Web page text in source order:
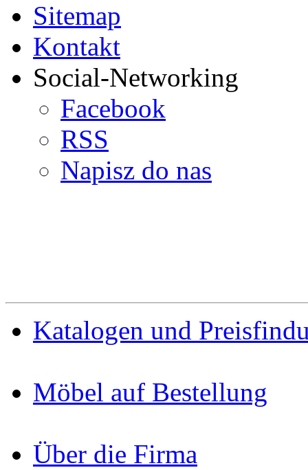
Sitemap
Kontakt
Social-Networking
Facebook
RSS
Napisz do nas
Katalogen und
Möbel auf Bestellung
Über die Firma